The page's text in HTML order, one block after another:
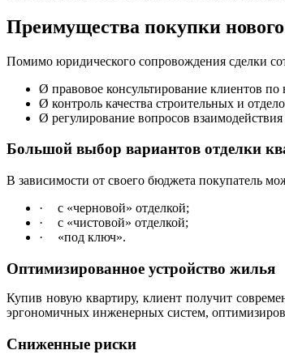
Преимущества покупки
Помимо юридического сопровождения сделки
Ø правовое консультирование клиентов
Ø контроль качества строительных и
Ø регулирование вопросов
Большой выбор вариантов отделки
В зависимости от своего бюджета покупатель
·
с «черновой» отделкой;
·
с «чистовой» отделкой;
·
«под ключ».
Оптимизированное устройство жилья
Купив новую квартиру, клиент получит
эргономичных инженерных систем,
Сниженные риски